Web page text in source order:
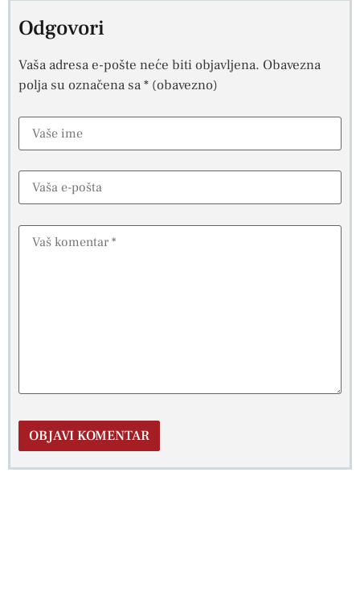
Odgovori
Vaša adresa e-pošte neće biti objavljena. Obavezna
polja su označena sa* (obavezno)